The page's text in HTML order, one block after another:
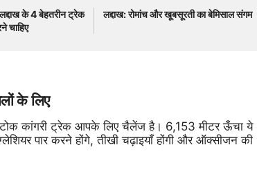
के 4 बेहतरीन ट्रेक
चाहिए
लद्दाख: रोमांच और खूबसूरती का बेमिसाल संगम
के लिए
कांगरी ट्रेक आपके लिए चैलेंज है। 6,153 मीटर ऊँचा ये
पार करने होंगे, तीखी चढ़ाइयाँ होंगी और ऑक्सीजन की